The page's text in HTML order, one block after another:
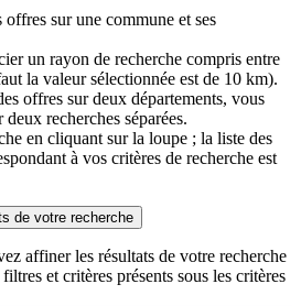
offres sur une commune et ses
un rayon de recherche compris entre
la valeur sélectionnée est de 10 km).
offres sur deux départements, vous
recherches séparées.
en cliquant sur la loupe ; la liste des
à vos critères de recherche est
de votre recherche
affiner les résultats de votre recherche
et critères présents sous les critères